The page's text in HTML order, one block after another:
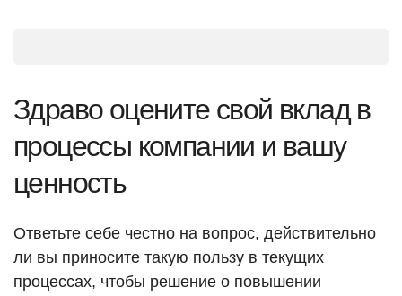
Здраво оцените свой вклад в
процессы компании и вашу
ценность
Ответьте себе честно на вопрос, действительно
ли вы приносите такую пользу в текущих
процессах, чтобы решение о повышении